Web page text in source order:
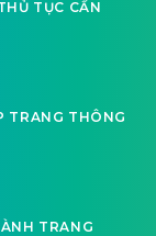
TỤC CẦN
TRANG THÔNG
TRANG